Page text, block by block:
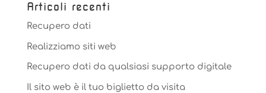
Articoli recenti
Recupero dati
Realizziamo siti web
Recupero dati da qualsiasi supporto digitale
Il sito web è il tuo biglietto da visita